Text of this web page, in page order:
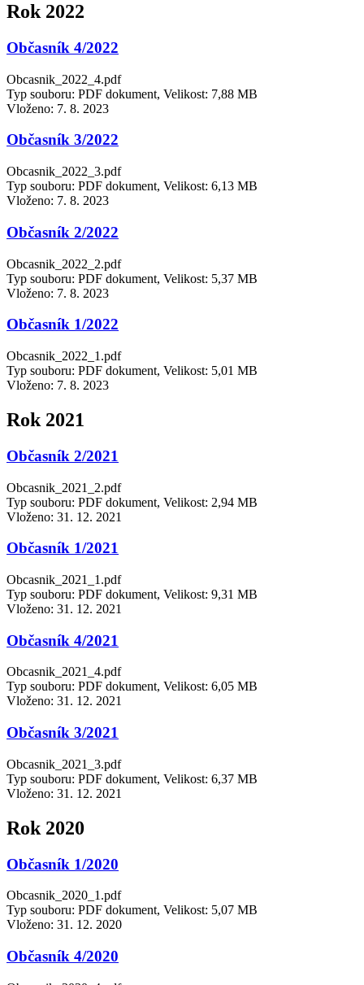
Rok 2022
Občasník 4/2022
Obcasnik_2022_4.pdf
Typ souboru: PDF dokument, Velikost: 7,88 MB
Vloženo: 7. 8. 2023
Občasník 3/2022
Obcasnik_2022_3.pdf
Typ souboru: PDF dokument, Velikost: 6,13 MB
Vloženo: 7. 8. 2023
Občasník 2/2022
Obcasnik_2022_2.pdf
Typ souboru: PDF dokument, Velikost: 5,37 MB
Vloženo: 7. 8. 2023
Občasník 1/2022
Obcasnik_2022_1.pdf
Typ souboru: PDF dokument, Velikost: 5,01 MB
Vloženo: 7. 8. 2023
Rok 2021
Občasník 2/2021
Obcasnik_2021_2.pdf
Typ souboru: PDF dokument, Velikost: 2,94 MB
Vloženo: 31. 12. 2021
Občasník 1/2021
Obcasnik_2021_1.pdf
Typ souboru: PDF dokument, Velikost: 9,31 MB
Vloženo: 31. 12. 2021
Občasník 4/2021
Obcasnik_2021_4.pdf
Typ souboru: PDF dokument, Velikost: 6,05 MB
Vloženo: 31. 12. 2021
Občasník 3/2021
Obcasnik_2021_3.pdf
Typ souboru: PDF dokument, Velikost: 6,37 MB
Vloženo: 31. 12. 2021
Rok 2020
Občasník 1/2020
Obcasnik_2020_1.pdf
Typ souboru: PDF dokument, Velikost: 5,07 MB
Vloženo: 31. 12. 2020
Občasník 4/2020